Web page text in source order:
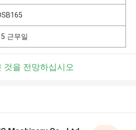
근무일
것을 전망하십시오